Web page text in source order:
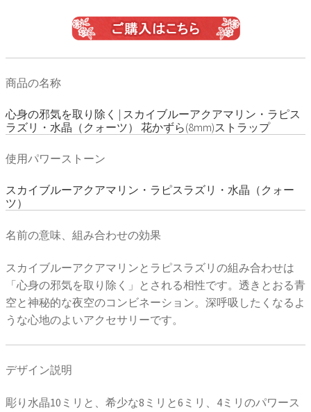
商品の名称
心身の邪気を取り除く | スカイブルーアクアマリン・ラピス
ラズリ・水晶（クォーツ） 花かずら(8mm)ストラップ
使用パワーストーン
スカイブルーアクアマリン・ラピスラズリ・水晶（クォー
ツ）
名前の意味、組み合わせの効果
スカイブルーアクアマリンとラピスラズリの組み合わせは
「心身の邪気を取り除く」とされる相性です。透きとおる青
空と神秘的な夜空のコンビネーション。深呼吸したくなるよ
うな心地のよいアクセサリーです。
デザイン説明
彫り水晶10ミリと、希少な8ミリと6ミリ、4ミリのパワース